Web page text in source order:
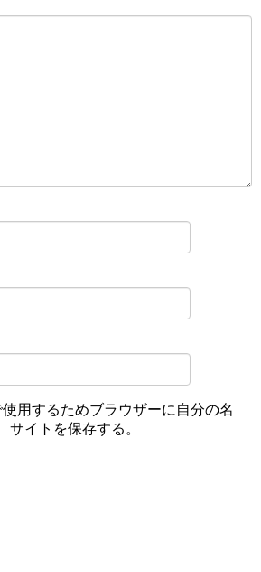
用するためブラウザーに自分の名
サイトを保存する。